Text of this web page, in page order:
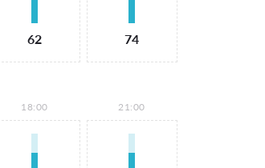
62 74
18:00 21:00